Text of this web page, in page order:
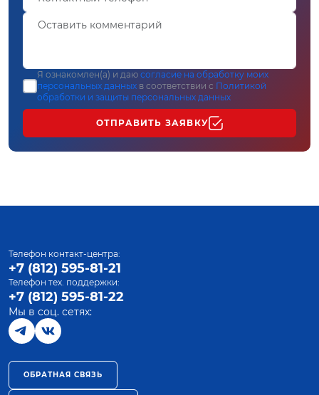
Я ознакомлен(а) и даю согласие на обработку моих
персональных данных в соответствии с Политикой
обработки и защиты персональных данных
ОТПРАВИТЬ ЗАЯВКУ
Телефон контакт-центра:
+7 (812) 595-81-21
Телефон тех. поддержки:
+7 (812) 595-81-22
Мы в соц. сетях:
ОБРАТНАЯ СВЯЗЬ